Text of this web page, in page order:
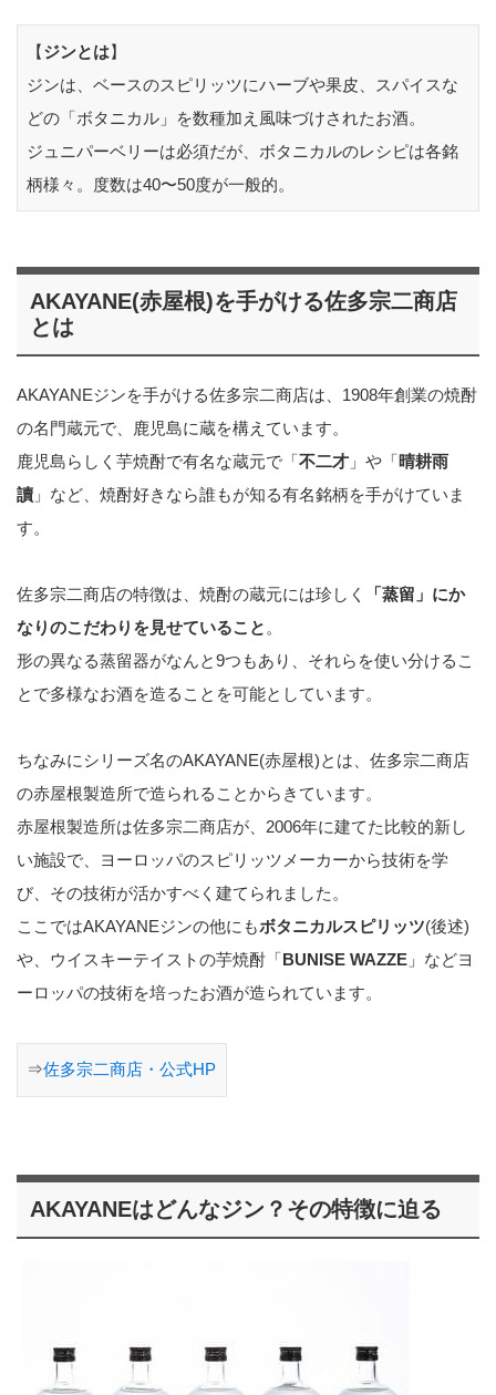
【ジンとは】
ジンは、ベースのスピリッツにハーブや果皮、スパイスな
どの「ボタニカル」を数種加え風味づけされたお酒。
ジュニパーベリーは必須だが、ボタニカルのレシピは各銘
柄様々。度数は40〜50度が一般的。
AKAYANE(赤屋根)を手がける佐多宗二商店
とは
AKAYANEジンを手がける佐多宗二商店は、1908年創業の焼酎
の名門蔵元で、鹿児島に蔵を構えています。
鹿児島らしく芋焼酎で有名な蔵元で「不二才 」や「晴耕雨
讀 」など、焼酎好きなら誰もが知る有名銘柄を手がけていま
す。
佐多宗二商店の特徴は、焼酎の蔵元には珍しく
「蒸留」にか
なりのこだわりを見せていること 。
形の異なる蒸留器がなんと9つもあり、それらを使い分けるこ
とで多様なお酒を造ることを可能としています。
ちなみにシリーズ名のAKAYANE(赤屋根)とは、佐多宗二商店
の赤屋根製造所で造られることからきています。
赤屋根製造所は佐多宗二商店が、2006年に建てた比較的新し
い施設で、ヨーロッパのスピリッツメーカーから技術を学
び、その技術が活かすべく建てられました。
ここではAKAYANEジンの他にもボタニカルスピリッツ(後述)
や、ウイスキーテイストの芋焼酎「BUNISE WAZZE 」などヨ
ーロッパの技術を培ったお酒が造られています。
⇒佐多宗二商店・公式HP
AKAYANEはどんなジン？その特徴に迫る